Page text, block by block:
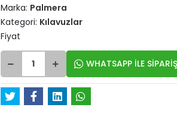
Marka: Palmera
Kategori: Kılavuzlar
Fiyat
WHATSAPP İLE